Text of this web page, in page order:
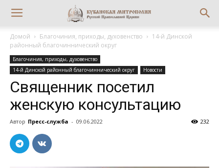
Домой Благочиния, приходы, духовенство
14-й Динской
районный благочиннический округ
Благочиния, приходы, духовенство
14-й Динской районный благочиннический округ
Новости
Священник посетил
женскую консультацию
Автор Пресс-служба - 09.06.2022 232